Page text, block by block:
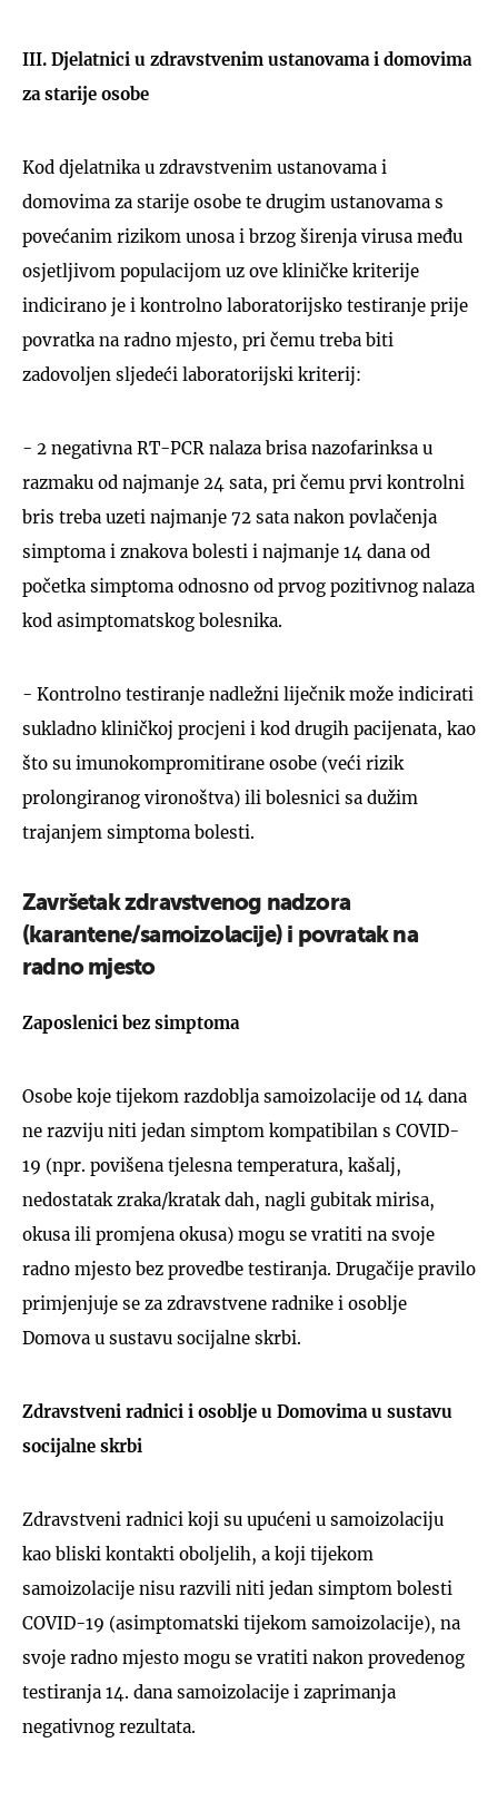
III. Djelatnici u zdravstvenim ustanovama i domovima
za starije osobe
Kod djelatnika u zdravstvenim ustanovama i
domovima za starije osobe te drugim ustanovama s
povećanim rizikom unosa i brzog širenja virusa među
osjetljivom populacijom uz ove kliničke kriterije
indicirano je i kontrolno laboratorijsko testiranje prije
povratka na radno mjesto, pri čemu treba biti
zadovoljen sljedeći laboratorijski kriterij:
- 2 negativna RT-PCR nalaza brisa nazofarinksa u
razmaku od najmanje 24 sata, pri čemu prvi kontrolni
bris treba uzeti najmanje 72 sata nakon povlačenja
simptoma i znakova bolesti i najmanje 14 dana od
početka simptoma odnosno od prvog pozitivnog nalaza
kod asimptomatskog bolesnika.
- Kontrolno testiranje nadležni liječnik može indicirati
sukladno kliničkoj procjeni i kod drugih pacijenata, kao
što su imunokompromitirane osobe (veći rizik
prolongiranog vironoštva) ili bolesnici sa dužim
trajanjem simptoma bolesti.
Završetak zdravstvenog nadzora
(karantene/samoizolacije) i povratak na
radno mjesto
Zaposlenici bez simptoma
Osobe koje tijekom razdoblja samoizolacije od 14 dana
ne razviju niti jedan simptom kompatibilan s COVID-
19 (npr. povišena tjelesna temperatura, kašalj,
nedostatak zraka/kratak dah, nagli gubitak mirisa,
okusa ili promjena okusa) mogu se vratiti na svoje
radno mjesto bez provedbe testiranja. Drugačije pravilo
primjenjuje se za zdravstvene radnike i osoblje
Domova u sustavu socijalne skrbi.
Zdravstveni radnici i osoblje u Domovima u sustavu
socijalne skrbi
Zdravstveni radnici koji su upućeni u samoizolaciju
kao bliski kontakti oboljelih, a koji tijekom
samoizolacije nisu razvili niti jedan simptom bolesti
COVID-19 (asimptomatski tijekom samoizolacije), na
svoje radno mjesto mogu se vratiti nakon provedenog
testiranja 14. dana samoizolacije i zaprimanja
negativnog rezultata.